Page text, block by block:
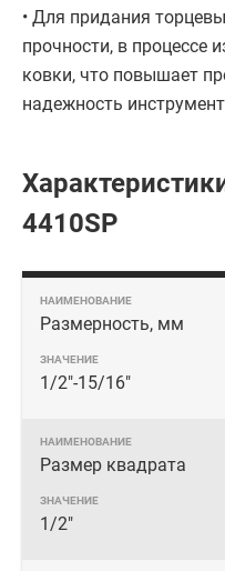
• Для придания
прочности, в процессе
ковки, что повышает
надежность
4410SP
Размерность, мм
1/2"-15/16"
Размер квадрата
1/2"